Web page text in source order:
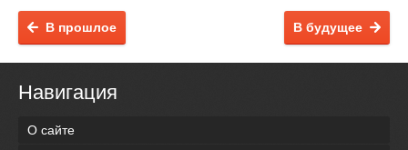
В будущее
В прошлое
Навигация
О сайте